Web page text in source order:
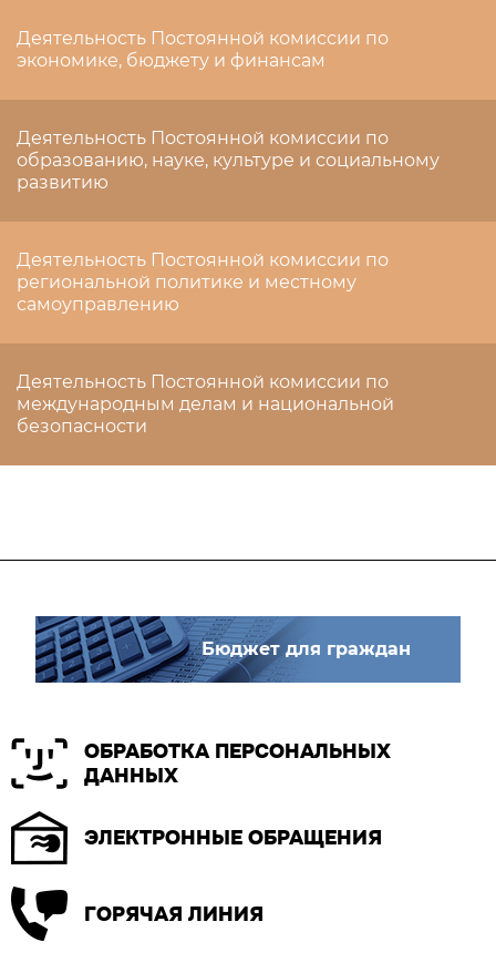
Деятельность Постоянной комиссии по
экономике, бюджету и финансам
Деятельность Постоянной комиссии по
образованию, науке, культуре и социальному
развитию
Деятельность Постоянной комиссии по
региональной политике и местному
самоуправлению
Деятельность Постоянной комиссии по
международным делам и национальной
безопасности
Бюджет для граждан
ОБРАБОТКА ПЕРСОНАЛЬНЫХ
ДАННЫХ
ЭЛЕКТРОННЫЕ ОБРАЩЕНИЯ
ГОРЯЧАЯ ЛИНИЯ